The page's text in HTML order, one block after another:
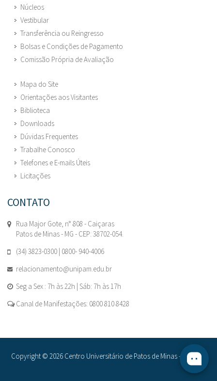
Núcleos
Vestibular
Transferência ou Reingresso
Bolsas e Condições de Pagamento
Comissão Própria de Avaliação
Mapa do Site
Orientações aos Visitantes
Biblioteca
Downloads
Dúvidas Frequentes
Trabalhe Conosco
Telefones e E-mails Úteis
Licitações
CONTATO
Rua Major Gote, n° 808 - Caiçaras
Patos de Minas - MG - CEP: 38702-054.
(34) 3823-0300 | 0800- 940-4006
relacionamento@unipam.edu.br
Seg a Sex : 7h às 22h | Sáb: 7h às 17h
Canal de Manifestações: 0800 810 8428
Copyright © 2026 Centro Universitário de Patos de Minas - UNIPAM.